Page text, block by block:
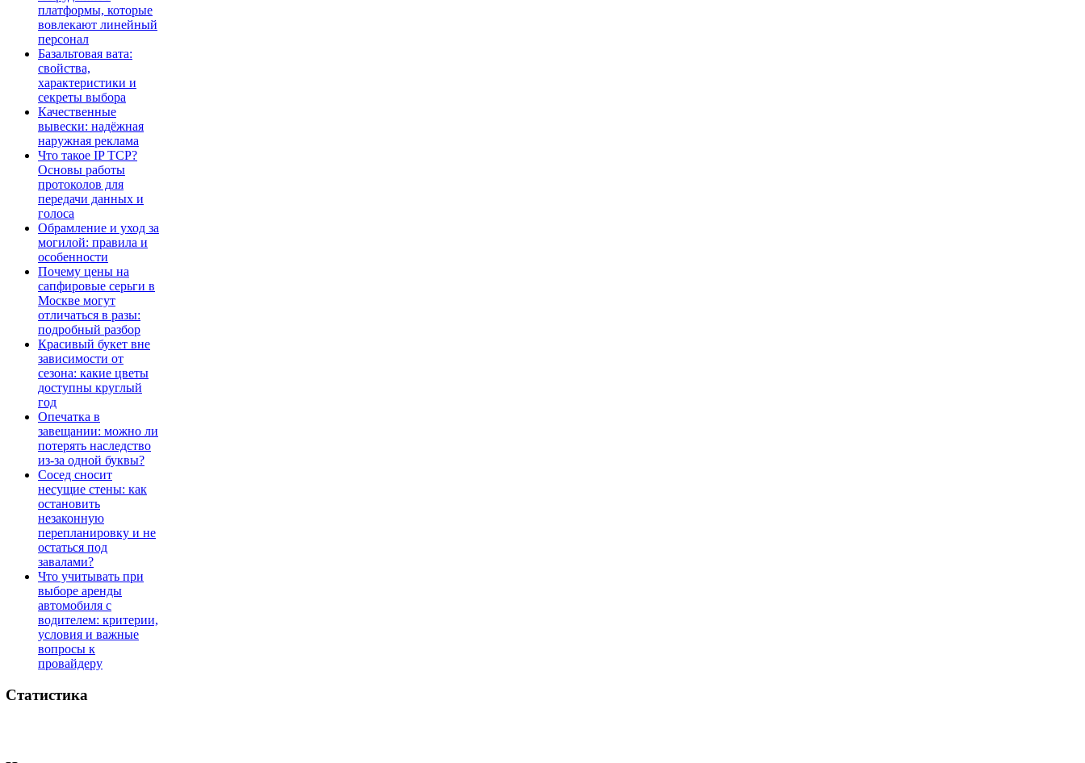
платформы, которые
вовлекают линейный
персонал
Базальтовая вата:
свойства,
характеристики и
секреты выбора
Качественные
вывески: надёжная
наружная реклама
Что такое IP TCP?
Основы работы
протоколов для
передачи данных и
голоса
Обрамление и уход за
могилой: правила и
особенности
Почему цены на
сапфировые серьги в
Москве могут
отличаться в разы:
подробный разбор
Красивый букет вне
зависимости от
сезона: какие цветы
доступны круглый
год
Опечатка в
завещании: можно ли
потерять наследство
из-за одной буквы?
Сосед сносит
несущие стены: как
остановить
незаконную
перепланировку и не
остаться под
завалами?
Что учитывать при
выборе аренды
автомобиля с
водителем: критерии,
условия и важные
вопросы к
провайдеру
Статистика